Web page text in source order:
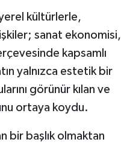
kültürlerle,
sanat ekonomisi,
kapsamlı
yalnızca estetik bir
görünür kılan ve
ortaya koydu.
bir başlık olmaktan